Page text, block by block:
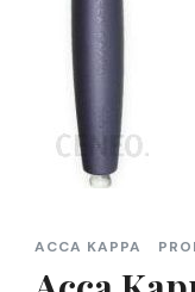
ACCA KAPPA